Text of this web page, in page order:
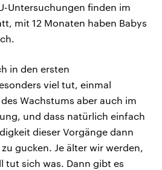
Untersuchungen finden im
mit 12 Monaten haben Babys
in den ersten
viel tut, einmal
Wachstums aber auch im
und dass natürlich einfach
dieser Vorgänge dann
gucken. Je älter wir werden,
tut sich was. Dann gibt es